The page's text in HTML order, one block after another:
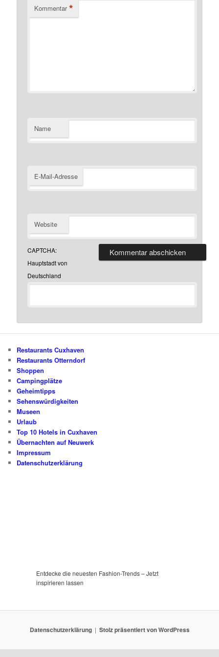
Kommentar *
Name
E-Mail-Adresse
Website
CAPTCHA:
Hauptstadt von
Deutschland
Restaurants Cuxhaven
Restaurants Otterndorf
Shoppen
Campingplätze
Geheimtipps
Sehenswürdigkeiten
Museen
Urlaub
Top 10 Hotels in Cuxhaven
Übernachten auf Neuwerk
Impressum
Datenschutzerklärung
Entdecke die neuesten Fashion-Trends – Jetzt
inspirieren lassen
Datenschutzerklärung Stolz präsentiert von WordPress